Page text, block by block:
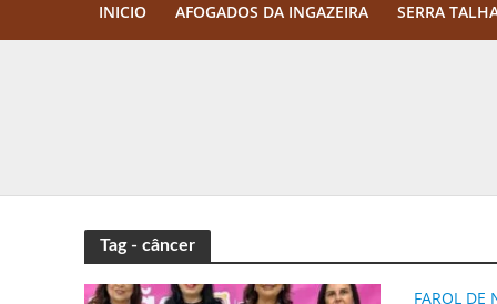
INICIO AFOGADOS DA INGAZEIRA SERRA
Twin lança torneio semanal
Tag - câncer
FAROL DE